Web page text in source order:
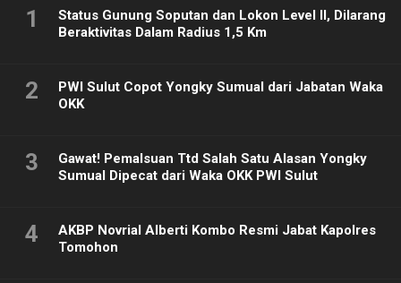
1
Status Gunung Soputan dan Lokon Level II, Dilarang
Beraktivitas Dalam Radius 1,5 Km
2
PWI Sulut Copot Yongky Sumual dari Jabatan Waka
OKK
3
Gawat! Pemalsuan Ttd Salah Satu Alasan Yongky
Sumual Dipecat dari Waka OKK PWI Sulut
4
AKBP Novrial Alberti Kombo Resmi Jabat Kapolres
Tomohon